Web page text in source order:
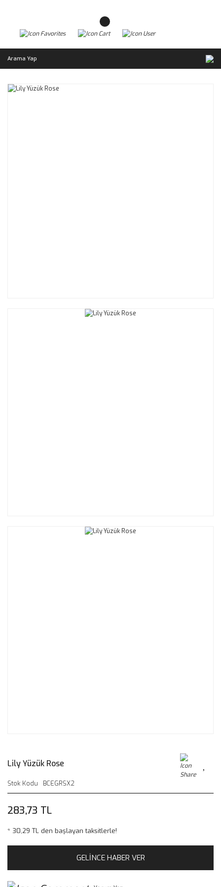
Arama Yap
Lily Yüzük Rose
Stok Kodu BCEGRSX2
283,73 TL
* 30,29 TL den başlayan taksitlerle!
GELİNCE HABER VER